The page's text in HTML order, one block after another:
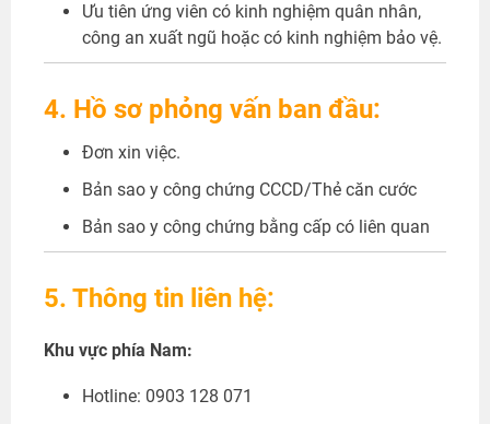
Ưu tiên ứng viên có kinh nghiệm quân nhân,
công an xuất ngũ hoặc có kinh nghiệm bảo vệ.
4. Hồ sơ phỏng vấn ban đầu:
Đơn xin việc.
Bản sao y công chứng CCCD/Thẻ căn cước
Bản sao y công chứng bằng cấp có liên quan
5. Thông tin liên hệ:
Khu vực phía Nam:
Hotline: 0903 128 071